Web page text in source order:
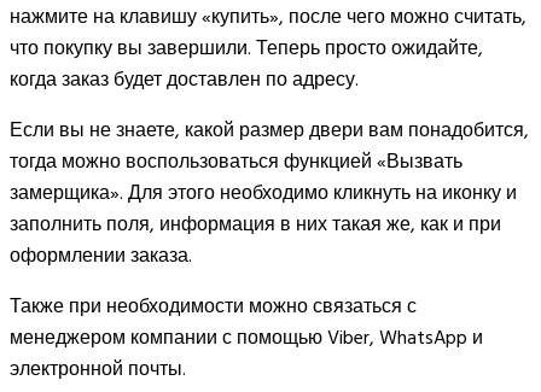
нажмите на клавишу «купить», после чего можно считать,
что покупку вы завершили. Теперь просто ожидайте,
когда заказ будет доставлен по адресу.
Если вы не знаете, какой размер двери вам понадобится,
тогда можно воспользоваться функцией «Вызвать
замерщика». Для этого необходимо кликнуть на иконку и
заполнить поля, информация в них такая же, как и при
оформлении заказа.
Также при необходимости можно связаться с
менеджером компании с помощью Viber, WhatsApp и
электронной почты.